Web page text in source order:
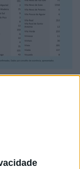
os dados da
que há mais 350